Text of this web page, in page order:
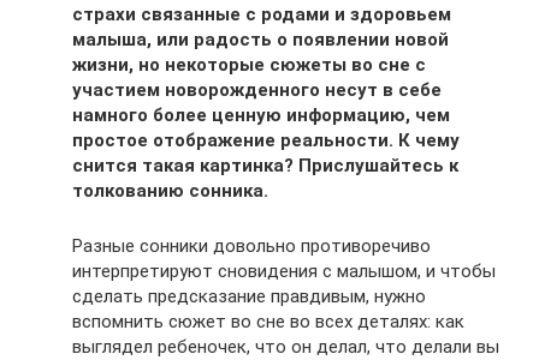
страхи связанные с родами и здоровьем
малыша, или радость о появлении новой
жизни, но некоторые сюжеты во сне с
участием новорожденного несут в себе
намного более ценную информацию, чем
простое отображение реальности. К чему
снится такая картинка? Прислушайтесь к
толкованию сонника.
Разные сонники довольно противоречиво
интерпретируют сновидения с малышом, и чтобы
сделать предсказание правдивым, нужно
вспомнить сюжет во сне во всех деталях: как
выглядел ребеночек, что он делал, что делали вы